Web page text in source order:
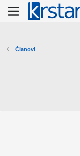
Članovi